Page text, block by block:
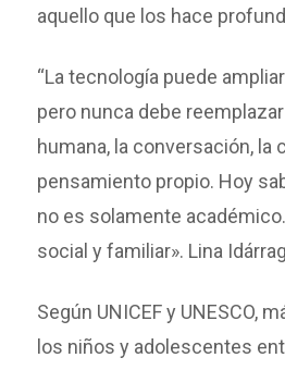
aquello que los hace
“La tecnología puede
pero nunca debe
humana, la conversación, la
pensamiento propio. Hoy
no es solamente
social y familiar». Lina
Según UNICEF y UNESCO,
los niños y adolescentes